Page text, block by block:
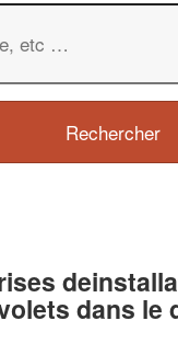
dans le